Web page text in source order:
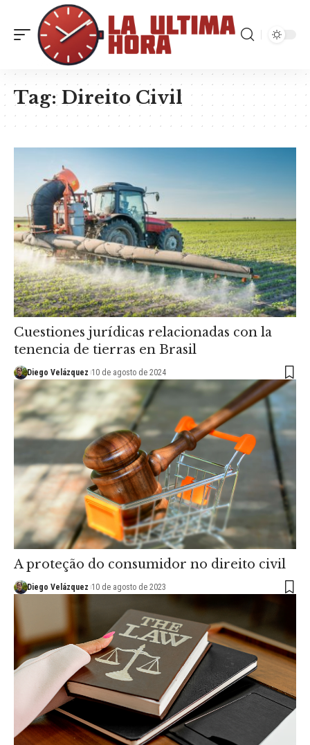
Tag:Direito Civil
Cuestiones jurídicas relacionadas con la
tenencia de tierras en Brasil
Diego Velázquez 10 de agosto de 2024
A proteção do consumidor no direito civil
Diego Velázquez 10 de agosto de 2023